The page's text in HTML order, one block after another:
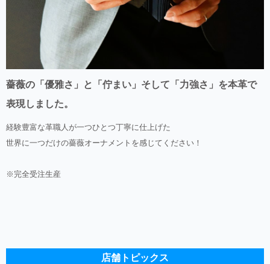
薔薇の「優雅さ」と「佇まい」そして「力強さ」を本革で
表現しました。
経験豊富な革職人が一つひとつ丁寧に仕上げた
世界に一つだけの薔薇オーナメントを感じてください！
※完全受注生産
店舗トピックス